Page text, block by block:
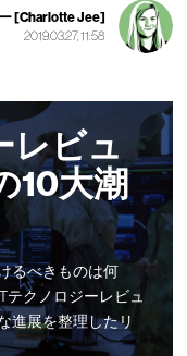
[Charlotte Jee]
2019.03.27, 11:58
レビュ
10大潮
るべきものは何
テクノロジーレビュ
進展を整理したリ